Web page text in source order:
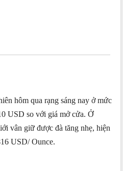
hôm qua rạng sáng nay ở mức
USD so với giá mở cửa. Ở
vân giữ được đà tăng nhẹ, hiện
USD/ Ounce.